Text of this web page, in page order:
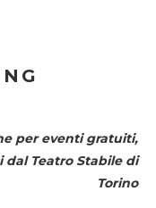
per eventi gratuiti,
dal Teatro Stabile di
Torino